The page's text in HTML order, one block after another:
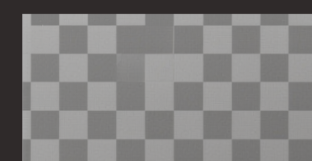
Перейти
содержимому